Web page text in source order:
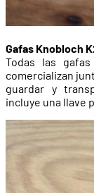
Gafas Knobloch
Todas las
comercializan
guardar y
incluye una llave